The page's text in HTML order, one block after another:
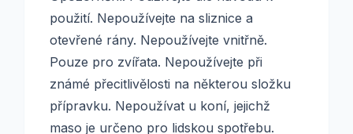
použití. Nepoužívejte na sliznice a
otevřené rány. Nepoužívejte vnitřně.
Pouze pro zvířata. Nepoužívejte při
známé přecitlivělosti na některou složku
přípravku. Nepoužívat u koní, jejichž
maso je určeno pro lidskou spotřebu.